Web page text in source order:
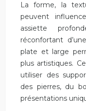
La forme, la
peuvent
assiette
réconfortant
plate et large
plus artistiques.
utiliser des
des pierres, du
présentations